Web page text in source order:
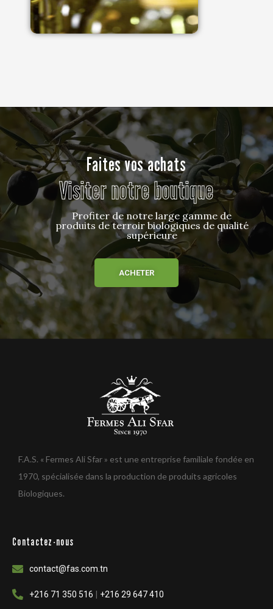
Faites vos achats
Visiter notre boutique
Profiter de notre large gamme de
produits de terroir biologiques de qualité
supérieure
ACHETER
F.A.S. « Fermes Ali Sfar » est une entreprise familiale fondée en
1970, spécialisée dans la production de produits agricoles
Biologiques.
Contactez-nous
contact@fas.com.tn
+216 71 350 516 | +216 29 647 410